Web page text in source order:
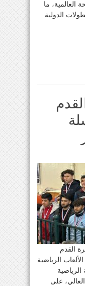
الساحة العالمية، ما
الدولية
القدم
الرياضية
على